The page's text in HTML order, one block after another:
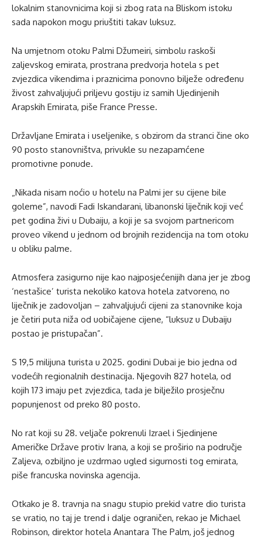
lokalnim stanovnicima koji si zbog rata na Bliskom istoku
sada napokon mogu priuštiti takav luksuz.
Na umjetnom otoku Palmi Džumeiri, simbolu raskoši
zaljevskog emirata, prostrana predvorja hotela s pet
zvjezdica vikendima i praznicima ponovno bilježe određenu
živost zahvaljujući priljevu gostiju iz samih Ujedinjenih
Arapskih Emirata, piše France Presse.
Državljane Emirata i useljenike, s obzirom da stranci čine oko
90 posto stanovništva, privukle su nezapamćene
promotivne ponude.
„Nikada nisam noćio u hotelu na Palmi jer su cijene bile
goleme”, navodi Fadi Iskandarani, libanonski liječnik koji već
pet godina živi u Dubaiju, a koji je sa svojom partnericom
proveo vikend u jednom od brojnih rezidencija na tom otoku
u obliku palme.
Atmosfera zasigurno nije kao najposjećenijih dana jer je zbog
‘nestašice’ turista nekoliko katova hotela zatvoreno, no
liječnik je zadovoljan – zahvaljujući cijeni za stanovnike koja
je četiri puta niža od uobičajene cijene, “luksuz u Dubaiju
postao je pristupačan”.
S 19,5 milijuna turista u 2025. godini Dubai je bio jedna od
vodećih regionalnih destinacija. Njegovih 827 hotela, od
kojih 173 imaju pet zvjezdica, tada je bilježilo prosječnu
popunjenost od preko 80 posto.
No rat koji su 28. veljače pokrenuli Izrael i Sjedinjene
Američke Države protiv Irana, a koji se proširio na područje
Zaljeva, ozbiljno je uzdrmao ugled sigurnosti tog emirata,
piše francuska novinska agencija.
Otkako je 8. travnja na snagu stupio prekid vatre dio turista
se vratio, no taj je trend i dalje ograničen, rekao je Michael
Robinson, direktor hotela Anantara The Palm, još jednog